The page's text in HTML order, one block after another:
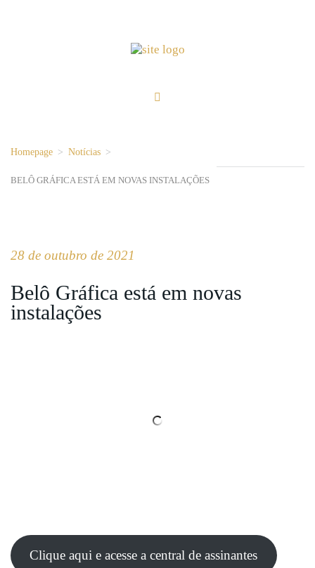
Homepage > Notícias >
BELÔ GRÁFICA ESTÁ EM NOVAS INSTALAÇÕES
28 de outubro de 2021
Belô Gráfica está em novas
instalações
Clique aqui e acesse a central de assinantes